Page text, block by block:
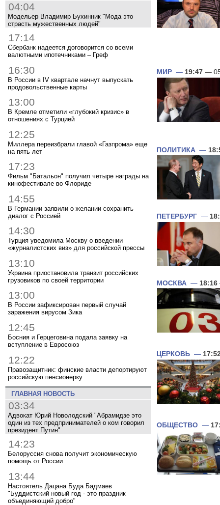
04:04
Модельер Владимир Бухинник "Мода это
страсть мужественных людей"
17:14
Сбербанк надеется договорится со всеми
валютными ипотечниками – Греф
16:30
В России в IV квартале начнут выпускать
продовольственные карты
13:00
В Кремле отметили «глубокий кризис» в
отношениях с Турцией
12:25
Миллера переизбрали главой «Газпрома» еще
на пять лет
17:23
Фильм "Батальон" получил четыре награды на
кинофестивале во Флориде
14:55
В Германии заявили о желании сохранить
диалог с Россией
14:30
Турция уведомила Москву о введении
«журналистских виз» для российской прессы
13:10
Украина приостановила транзит российских
грузовиков по своей территории
13:00
В России зафиксирован первый случай
заражения вирусом Зика
12:45
Босния и Герцеговина подала заявку на
вступление в Евросоюз
12:22
Правозащитник: финские власти депортируют
российскую пенсионерку
ГЛАВНАЯ НОВОСТЬ
03:34
Адвокат Юрий Новолодский "Абрамидзе это
один из тех предпринимателей о ком говорил
президент Путин"
14:23
Белоруссия снова получит экономическую
помощь от России
13:44
Настоятель Дацана Буда Бадмаев
"Буддистский новый год - это праздник
объединяющий добро"
МИР — 19:47 —
ПОЛИТИКА —
ПЕТЕРБУРГ —
МОСКВА — 18:16
ЦЕРКОВЬ —
ОБЩЕСТВО —